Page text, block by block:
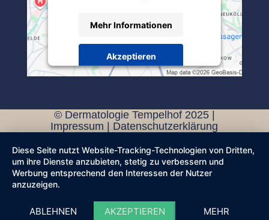
Mehr Informationen
Akzeptieren
Powered byUsercentrics Consent
© Dermatologie Tempelhof 2025 |
Impressum
Datenschutzerklärung
Diese Seite nutzt Website-Tracking-Technologien von Dritten,
um ihre Dienste anzubieten, stetig zu verbessern und
Werbung entsprechend den Interessen der Nutzer
anzuzeigen.
ABLEHNEN AKZEPTIEREN MEHR